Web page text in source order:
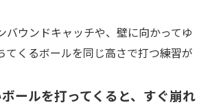
バウンドキャッチや、壁に向かってゆ
てくるボールを同じ高さで打つ練習が
ールを打ってくると、すぐ崩れ